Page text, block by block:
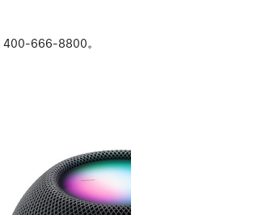
400-666-8800。
图库 图像 5